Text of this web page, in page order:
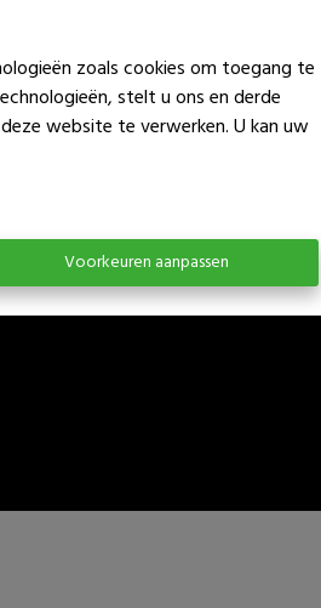
zoals cookies om toegang te
stelt u ons en derde
website te verwerken. U kan uw
Voorkeuren aanpassen